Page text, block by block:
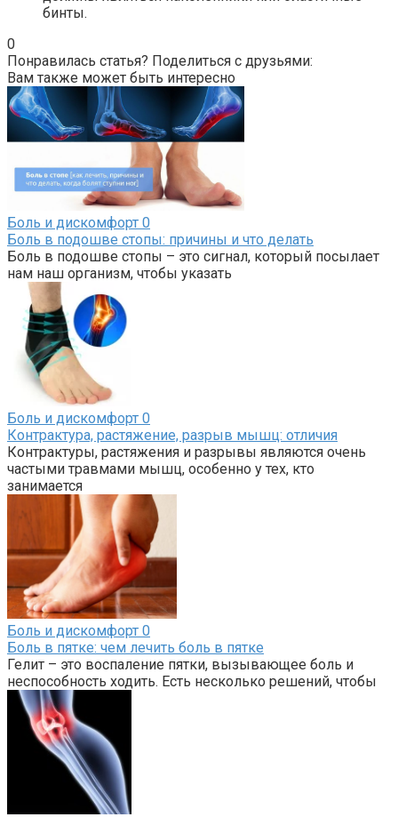
бинты.
0
Понравилась статья? Поделиться с друзьями:
Вам также может быть интересно
Боль и дискомфорт 0
Боль в подошве стопы: причины и что делать
Боль в подошве стопы – это сигнал, который посылает
нам наш организм, чтобы указать
Боль и дискомфорт 0
Контрактура, растяжение, разрыв мышц: отличия
Контрактуры, растяжения и разрывы являются очень
частыми травмами мышц, особенно у тех, кто
занимается
Боль и дискомфорт 0
Боль в пятке: чем лечить боль в пятке
Гелит – это воспаление пятки, вызывающее боль и
неспособность ходить. Есть несколько решений, чтобы